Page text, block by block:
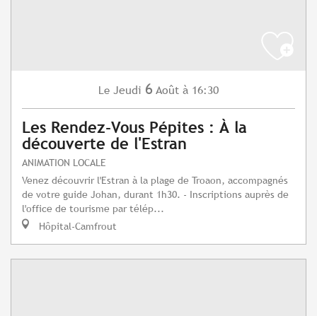
Le Jeudi 6 Août à 16:30
Les Rendez-Vous Pépites : À la
découverte de l'Estran
ANIMATION LOCALE
Venez découvrir l'Estran à la plage de Troaon, accompagnés
de votre guide Johan, durant 1h30. - Inscriptions auprès de
l'office de tourisme par télép...
Hôpital-Camfrout